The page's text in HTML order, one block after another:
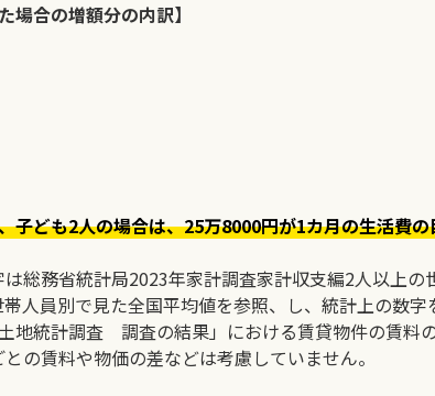
場合の増額分の内訳】
子ども2人の場合は、25万8000円が1カ月の生活費の
総務省統計局2023年家計調査家計収支編2人以上
人員別で見た全国平均値を参照、し、統計上の数
地統計調査 調査の結果」における賃貸物件の賃料
の賃料や物価の差などは考慮していません。